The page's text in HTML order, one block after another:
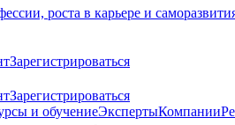
роста в карьере и
Зарегистрироваться
Зарегистрироваться
и обучениеЭкспертыКомпании